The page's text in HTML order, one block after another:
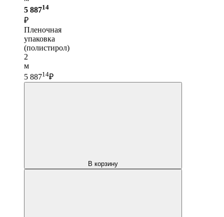
5 88714
₽
Пленочная
упаковка
(полистирол)
2
м
5 88714₽
В корзину